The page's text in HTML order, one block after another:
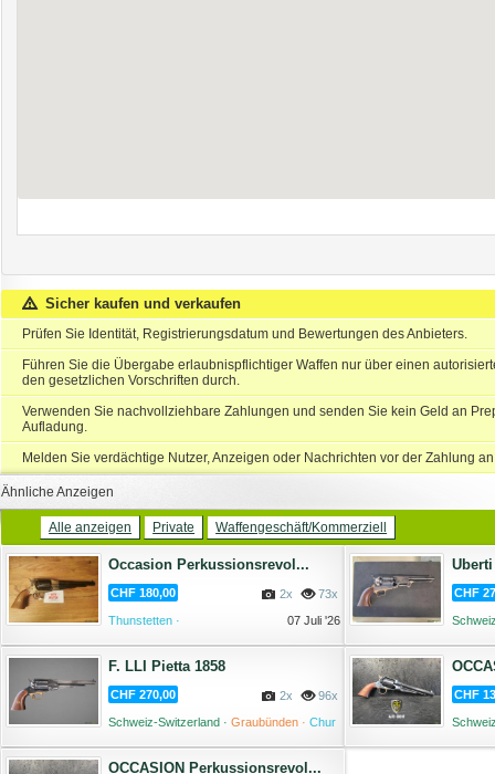
Sicher kaufen und verkaufen
Prüfen Sie Identität, Registrierungsdatum und Bewertungen des Anbieters.
Führen Sie die Übergabe erlaubnispflichtiger Waffen nur über einen
den gesetzlichen Vorschriften durch.
Verwenden Sie nachvollziehbare Zahlungen und senden Sie kein Geld an
Aufladung.
Melden Sie verdächtige Nutzer, Anzeigen oder Nachrichten vor der Zahlung
Ähnliche Anzeigen
Alle anzeigen Private Waffengeschäft/Kommerziell
Occasion Perkussionsrevol...
CHF 180,00 73x
2x
Thunstetten ·
07 Juli '26
Uberti
CHF
F. LLI Pietta 1858
CHF 270,00 96x
2x
Schweiz-Switzerland · Graubünden · Chur
CHF
OCCASION Perkussionsrevol...